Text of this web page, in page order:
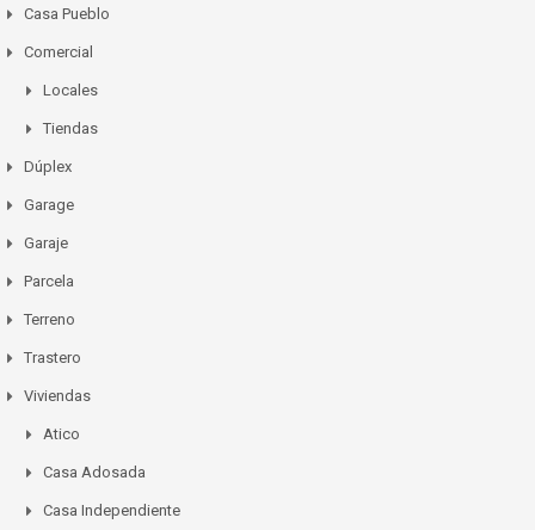
Casa Pueblo
Comercial
Locales
Tiendas
Dúplex
Garage
Garaje
Parcela
Terreno
Trastero
Viviendas
Atico
Casa Adosada
Casa Independiente